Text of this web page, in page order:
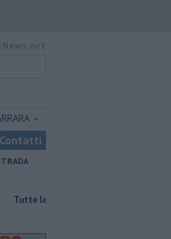
Contatti
di lavoro in provincia di Grosseto